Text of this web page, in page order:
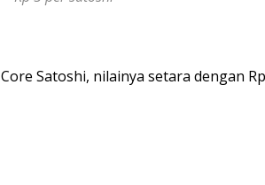
Satoshi, nilainya setara dengan